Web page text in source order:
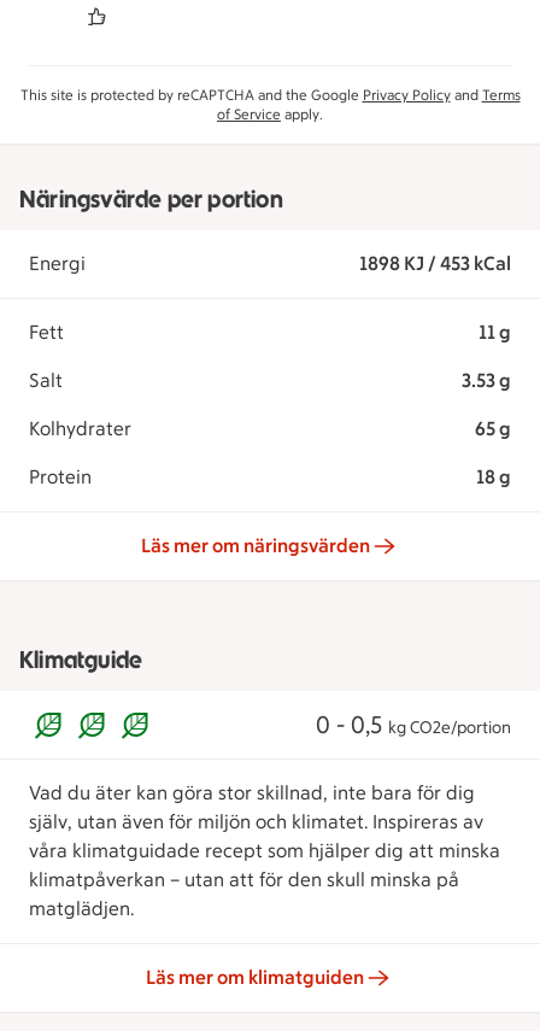
This site is protected by reCAPTCHA and the Google Privacy Policyand Terms
of Service apply.
Näringsvärde per portion
Energi 1898 KJ / 453 kCal
Fett 11 g
Salt 3.53 g
Kolhydrater 65 g
Protein 18 g
Läs mer om näringsvärden
Klimatguide
0 - 0,5 kg CO2e/portion
Vad du äter kan göra stor skillnad, inte bara för dig
själv, utan även för miljön och klimatet. Inspireras av
våra klimatguidade recept som hjälper dig att minska
klimatpåverkan – utan att för den skull minska på
matglädjen.
Läs mer om klimatguiden